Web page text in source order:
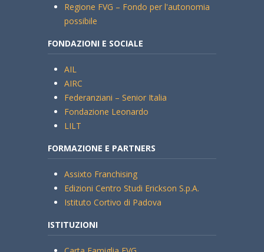
Regione FVG – Fondo per l'autonomia
possibile
FONDAZIONI E SOCIALE
AIL
AIRC
Federanziani – Senior Italia
Fondazione Leonardo
LILT
FORMAZIONE E PARTNERS
Assixto Franchising
Edizioni Centro Studi Erickson S.p.A.
Istituto Cortivo di Padova
ISTITUZIONI